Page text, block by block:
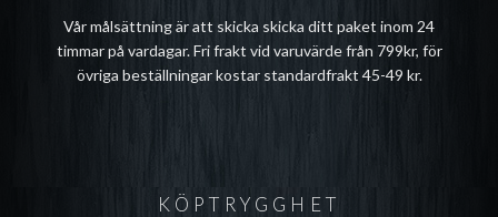
Vår målsättning är att skicka skicka ditt paket inom 24
timmar på vardagar. Fri frakt vid varuvärde från 799kr, för
övriga beställningar kostar standardfrakt 45-49 kr.
KÖPTRYGGHET